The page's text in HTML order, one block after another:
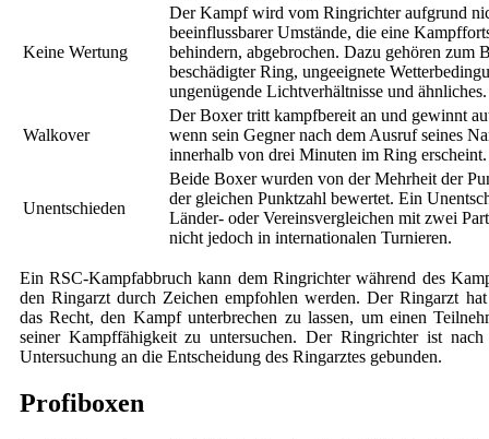
Keine Wertung
Der Kampf wird vom Ringrichter aufgrund
beeinflussbarer Umstände, die eine
behindern, abgebrochen. Dazu gehören zum
beschädigter Ring, ungeeignete
ungenügende Lichtverhältnisse und ähnliches.
Walkover
Der Boxer tritt kampfbereit an und gewinnt
wenn sein Gegner nach dem Ausruf seines
innerhalb von drei Minuten im Ring erscheint.
Unentschieden
Beide Boxer wurden von der Mehrheit der
der gleichen Punktzahl bewertet. Ein
Länder- oder Vereinsvergleichen mit zwei
nicht jedoch in internationalen Turnieren.
Ein RSC-Kampfabbruch kann dem Ringrichter während des
den Ringarzt durch Zeichen empfohlen werden. Der Ringarzt
das Recht, den Kampf unterbrechen zu lassen, um einen
seiner Kampffähigkeit zu untersuchen. Der Ringrichter ist
Untersuchung an die Entscheidung des Ringarztes gebunden.
Profiboxen